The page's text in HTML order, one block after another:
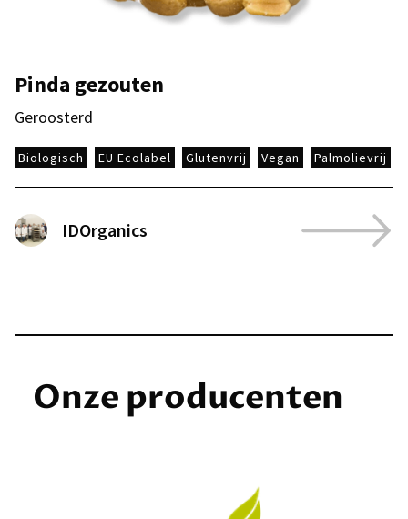
Pinda gezouten
Geroosterd
Biologisch EU Ecolabel Glutenvrij Vegan Palmolievrij
IDOrganics
Onze producenten